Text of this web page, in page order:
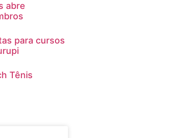
abre
para cursos
Tênis